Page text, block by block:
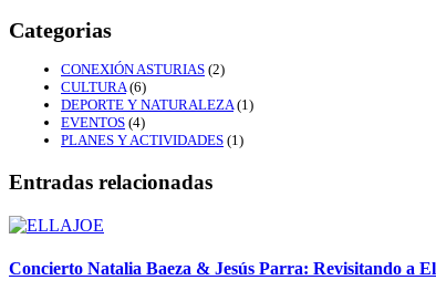
Categorias
CONEXIÓN ASTURIAS (2)
CULTURA(6)
DEPORTE Y NATURALEZA(1)
EVENTOS (4)
PLANES Y ACTIVIDADES (1)
Entradas relacionadas
Concierto Natalia Baeza & Jesús Parra: Revisitando a